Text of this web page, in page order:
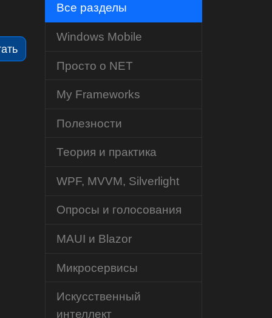
Все разделы
Windows Mobile
Просто о NET
My Frameworks
Полезности
Теория и практика
WPF, MVVM, Silverlight
Опросы и голосования
MAUI и Blazor
Микросервисы
Искусственный
интеллект